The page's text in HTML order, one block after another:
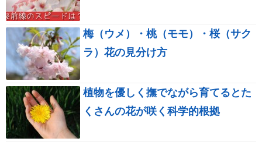
梅（ウメ）・桃（モモ）・桜（サク
ラ）花の見分け方
植物を優しく撫でながら育てるとた
くさんの花が咲く科学的根拠